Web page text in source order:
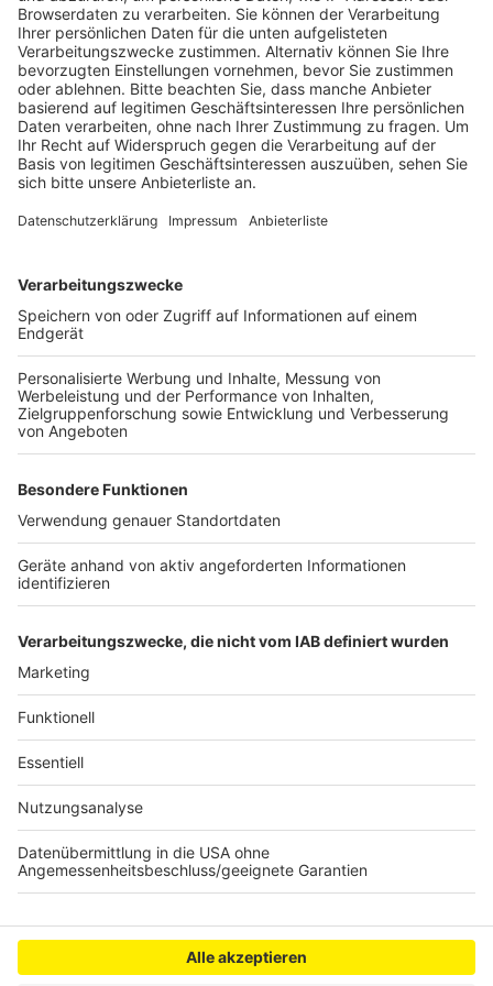
erkrankt.
Veröffentlicht:Mittwoch, 16.09.2020 16:23
Anzeige
Hilfe gäbe es mit einem neuen Medikament, das aber
nicht von der Krankenklasse bezahlt werde. Es sei aber
solcher Schockanrufe sind der Kölner Polizei in den
letzten Tagen gemeldet worden. Eine 88-Jährige fiel
auf den Trick rein und übergab dem Kurier aus Sorge
um ihre Tochter mehrere tausend Euro. Die Polizei
warnt dringend vor dieser neuen Masche und bittet
mögliche weitere Opfer sich zu melden. Außerdem
werden Zeugen gesucht, die den kurier gesehen haben.
etwa 180 cm groß gewesen sein, heißt es von der
Polizei. Er trug eine Basecap und eine beige Hose
sowie eine braune Jacke und hatte einen Rucksack
umgehängt.
Anzeige